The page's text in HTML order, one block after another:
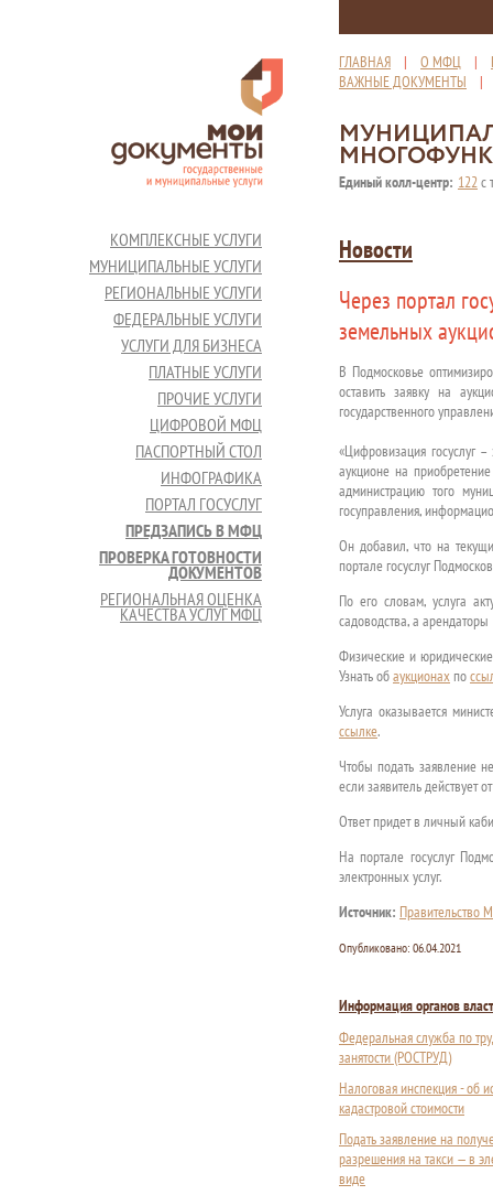
ГЛАВНАЯ | О МФЦ |
ВАЖНЫЕ ДОКУМЕНТЫ
Единый колл-центр: 122с
КОМПЛЕКСНЫЕ УСЛУГИ
МУНИЦИПАЛЬНЫЕ УСЛУГИ
РЕГИОНАЛЬНЫЕ УСЛУГИ
ФЕДЕРАЛЬНЫЕ УСЛУГИ
УСЛУГИ ДЛЯ БИЗНЕСА
ПЛАТНЫЕ УСЛУГИ
ПРОЧИЕ УСЛУГИ
ЦИФРОВОЙ МФЦ
ПАСПОРТНЫЙ СТОЛ
ИНФОГРАФИКА
ПОРТАЛ ГОСУСЛУГ
ПРЕДЗАПИСЬ В МФЦ
ПРОВЕРКА ГОТОВНОСТИ
ДОКУМЕНТОВ
РЕГИОНАЛЬНАЯ ОЦЕНКА
КАЧЕСТВА УСЛУГ МФЦ
Новости
Через портал
земельных
В Подмосковье
оставить заявку на
государственного
«Цифровизация госуслуг
аукционе на
администрацию того
госуправления,
Он добавил, что на
портале госуслуг
По его словам, услуга
садоводства, а
Физические и
Узнать обаукционах по
Услуга оказывается
ссылке.
Чтобы подать заявление
если заявитель действует
Ответ придет в личный
На портале госуслуг
электронных услуг.
Источник: Правительство
Опубликовано: 06.04.2021
Информация органов
Федеральная служба по
занятости (РОСТРУД)
Налоговая инспекция - об
кадастровой стоимости
Подать заявление на
разрешения на такси — в
виде